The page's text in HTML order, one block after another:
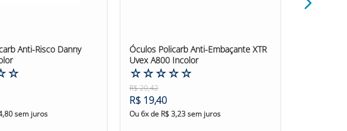
Anti-Risco Danny
☆
,80sem juros
Óculos Policarb Anti-Embaçante XTR
Uvex A800 Incolor
☆☆☆☆☆
R$20,42
R$ 19,40
Ou6x de R$3,23sem juros